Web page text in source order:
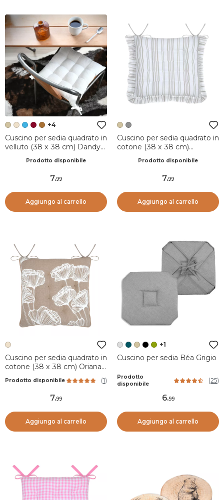
+4
Cuscino per sedia quadrato in
velluto (38 x 38 cm) Dandy
Prodotto disponibile
7.99
Aggiungo al carrello
Cuscino per sedia quadrato in
cotone (38 x 38 cm)
Prodotto disponibile
7.99
Aggiungo al carrello
Cuscino per sedia quadrato in
cotone (38 x 38 cm) Oriana
Prodotto disponibile (1)
7.99
Aggiungo al carrello
+1
Cuscino per sedia Béa Grigio
Prodotto
disponibile
(25)
6.99
Aggiungo al carrello